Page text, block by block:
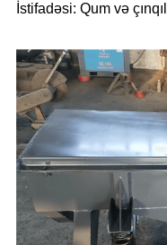
İstifadəsi: Qum və